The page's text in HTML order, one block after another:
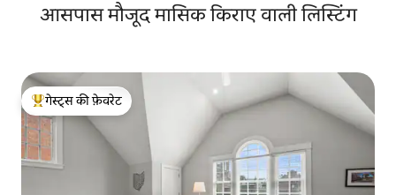
आसपास मौजूद मासिक किराए वाली लिस्टिंग
गेस्ट्स का टॉप फ़ेवरेट
गेस्ट्स की फ़ेवरेट